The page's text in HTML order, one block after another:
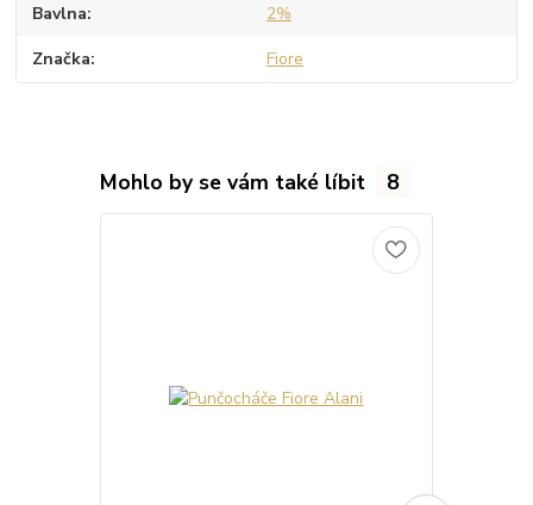
Bavlna 2%
Značka Fiore
Mohlo by se vám také líbit 8